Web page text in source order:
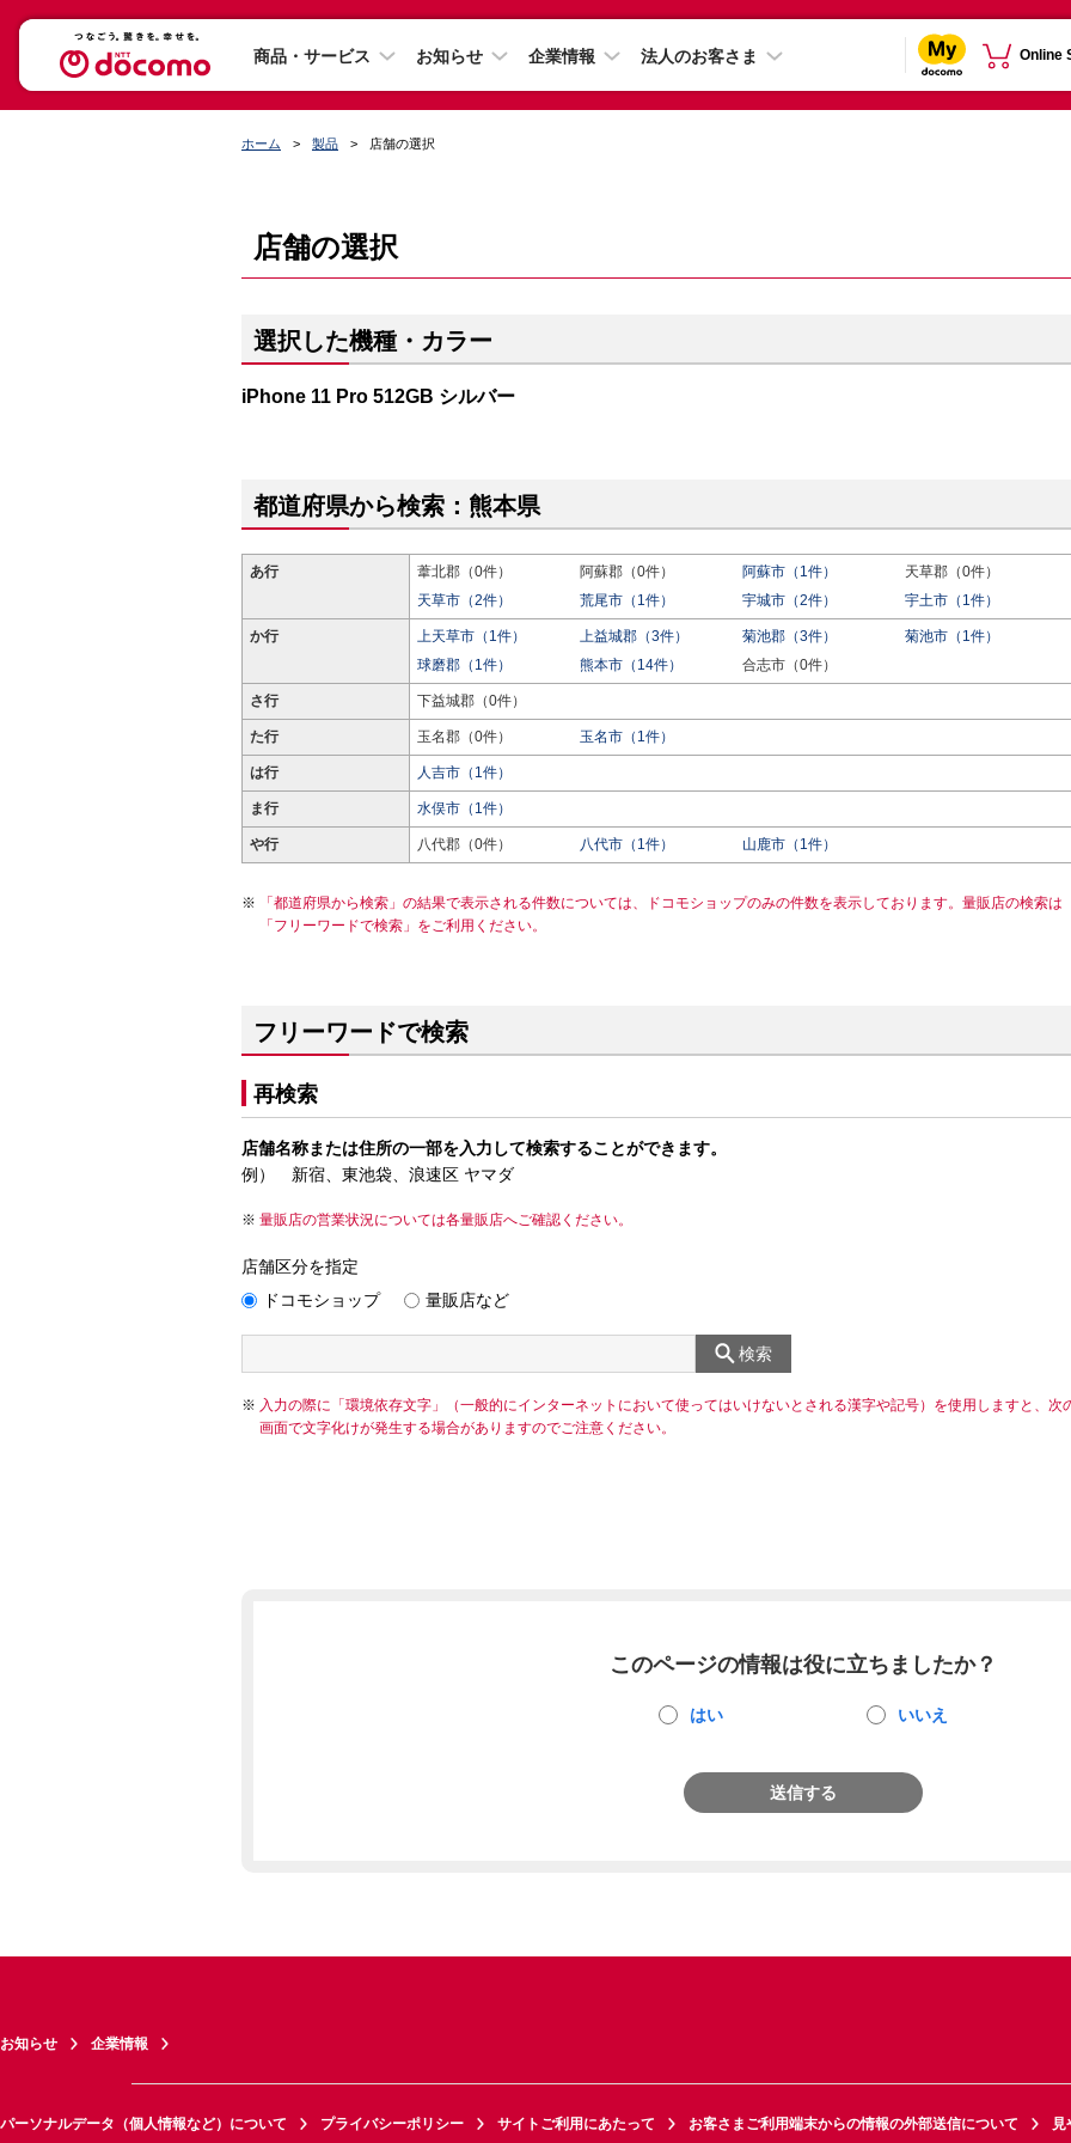
商品・サービス お知らせ 企業情報 法人のお客さま Online
ホーム 製品 店舗の選択
店舗の選択
選択した機種・カラー
iPhone 11 Pro 512GB シルバー
都道府県から検索：熊本県
あ行 葦北郡（0件） 阿蘇郡（0件） 阿蘇市（1件）
天草郡（0件）
天草市（2件）
荒尾市（1件） 宇城市（2件） 宇土市（1件）
か行 上天草市（1件） 上益城郡（3件） 菊池郡（3件）
菊池市（1件）
球磨郡（1件）
熊本市（14件） 合志市（0件）
さ行 下益城郡（0件）
た行 玉名郡（0件） 玉名市（1件）
は行 人吉市（1件）
ま行 水俣市（1件）
や行 八代郡（0件） 八代市（1件） 山鹿市（1件）
「都道府県から検索」の結果で表示される件数については、ドコモショップのみの件数を表示しております。量販店の検索は
「フリーワードで検索」をご利用ください。
フリーワードで検索
再検索
店舗名称または住所の一部を入力して検索することができます。
例） 新宿、東池袋、浪速区 ヤマダ
量販店の営業状況については各量販店へご確認ください。
店舗区分を指定
ドコモショップ
量販店など
検索
入力の際に「環境依存文字」（一般的にインターネットにおいて使ってはいけないとされる漢字や記号）を使用しますと、次
画面で文字化けが発生する場合がありますのでご注意ください。
このページの情報は役に立ちましたか？
はい いいえ
送信する
お知らせ 企業情報
パーソナルデータ（個人情報など）について プライバシーポリシー サイトご利用にあたって お客さまご利用端末からの情報の外部送信について 見